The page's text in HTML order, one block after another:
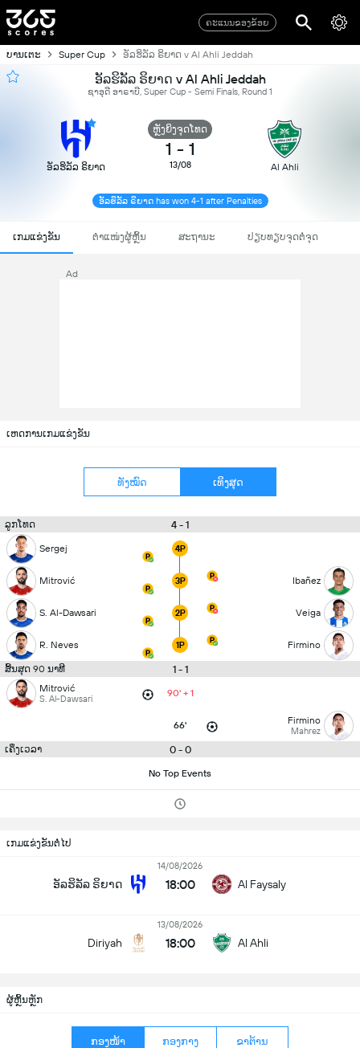
ຄະແນນຂອງຂ້ອຍ
ບານເຕະ Super Cup ອັລຮິລັລ ຣິຍາດ v Al Ahli Jeddah
ອັລຮິລັລ ຣິຍາດ v Al Ahli Jeddah
ຊາອຸດີ ອາຣາບີ, Super Cup - Semi Finals, Round 1
ອັລຮິລັລ ຣິຍາດ
ຫຼັງຍິງຈຸດໂທດ
1 - 1
13/08 Al Ahli
ອັລຮິລັລ ຣິຍາດ has won 4-1 after Penalties
ເກມແຂ່ງຂັນ ຕຳແໜ່ງຜູ້ຫຼິ້ນ ສະຖານະ ປຽບທຽບຈຸດຕໍ່ຈຸດ
Ad
ເຫດການເກມແຂ່ງຂັນ
ທັງໝົດ ເທິງສຸດ
ລູກໂທດ 4 - 1
Sergej 4P
Mitrović 3P Ibañez
S. Al-Dawsari 2P Veiga
R. Neves 1P Firmino
ສິ້ນສຸດ 90 ນາທີ 1 - 1
Mitrović
S. Al-Dawsari 90' + 1
66' Firmino
Mahrez
ເຄິ່ງເວລາ 0 - 0
No Top Events
ເກມແຂ່ງຂັນຕໍ່ໄປ
ອັລຮິລັລ ຣິຍາດ
14/08/2026
18:00 Al Faysaly
Diriyah
13/08/2026
18:00 Al Ahli
ຜູ້ຫຼິ້ນຫຼັກ
ກອງໜ້າ ກອງກາງ ຂາຕ້ານ